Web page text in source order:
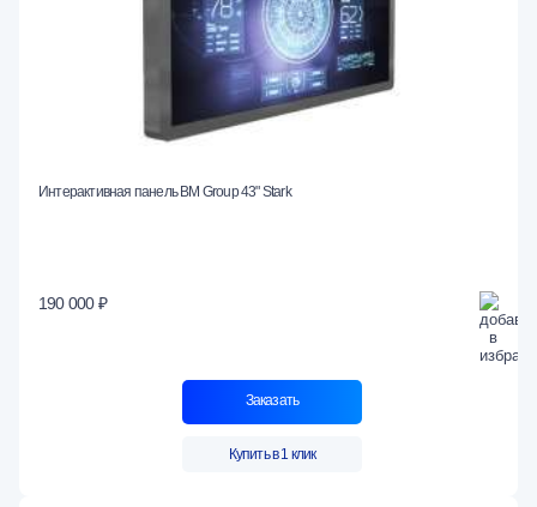
Интерактивная панель BM Group 43" Stark
190 000 ₽
Заказать
Купить в 1 клик